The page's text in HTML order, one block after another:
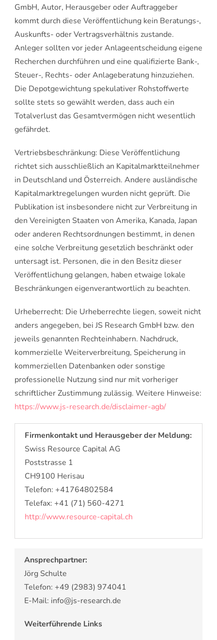
GmbH, Autor, Herausgeber oder Auftraggeber
kommt durch diese Veröffentlichung kein Beratungs-,
Auskunfts- oder Vertragsverhältnis zustande.
Anleger sollten vor jeder Anlageentscheidung eigene
Recherchen durchführen und eine qualifizierte Bank-,
Steuer-, Rechts- oder Anlageberatung hinzuziehen.
Die Depotgewichtung spekulativer Rohstoffwerte
sollte stets so gewählt werden, dass auch ein
Totalverlust das Gesamtvermögen nicht wesentlich
gefährdet.
Vertriebsbeschränkung: Diese Veröffentlichung
richtet sich ausschließlich an Kapitalmarktteilnehmer
in Deutschland und Österreich. Andere ausländische
Kapitalmarktregelungen wurden nicht geprüft. Die
Publikation ist insbesondere nicht zur Verbreitung in
den Vereinigten Staaten von Amerika, Kanada, Japan
oder anderen Rechtsordnungen bestimmt, in denen
eine solche Verbreitung gesetzlich beschränkt oder
untersagt ist. Personen, die in den Besitz dieser
Veröffentlichung gelangen, haben etwaige lokale
Beschränkungen eigenverantwortlich zu beachten.
Urheberrecht: Die Urheberrechte liegen, soweit nicht
anders angegeben, bei JS Research GmbH bzw. den
jeweils genannten Rechteinhabern. Nachdruck,
kommerzielle Weiterverbreitung, Speicherung in
kommerziellen Datenbanken oder sonstige
professionelle Nutzung sind nur mit vorheriger
schriftlicher Zustimmung zulässig. Weitere Hinweise:
https://www.js-research.de/disclaimer-agb/
Firmenkontakt und Herausgeber der Meldung:
Swiss Resource Capital AG
Poststrasse 1
CH9100 Herisau
Telefon: +41764802584
Telefax: +41 (71) 560-4271
http://www.resource-capital.ch
Ansprechpartner:
Jörg Schulte
Telefon: +49 (2983) 974041
E-Mail: info@js-research.de
Weiterführende Links